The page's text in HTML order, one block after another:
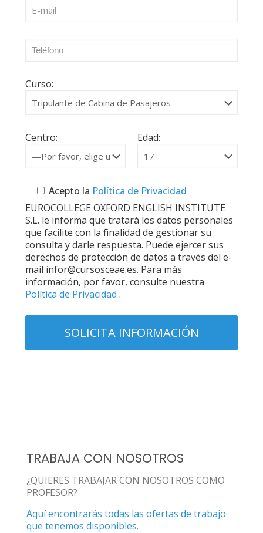
Curso:
Centro: Edad:
Acepto la Política de Privacidad
EUROCOLLEGE OXFORD ENGLISH INSTITUTE
S.L. le informa que tratará los datos personales
que facilite con la finalidad de gestionar su
consulta y darle respuesta. Puede ejercer sus
derechos de protección de datos a través del e-
mail infor@cursosceae.es. Para más
información, por favor, consulte nuestra
Política de Privacidad .
TRABAJA CON NOSOTROS
¿QUIERES TRABAJAR CON NOSOTROS COMO
PROFESOR?
Aquí encontrarás todas las ofertas de trabajo
que tenemos disponibles.